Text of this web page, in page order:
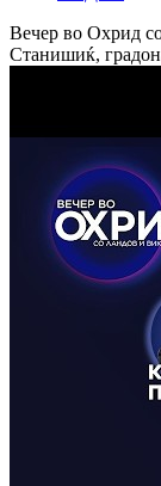
Вечер во Охрид
Станишиќ,